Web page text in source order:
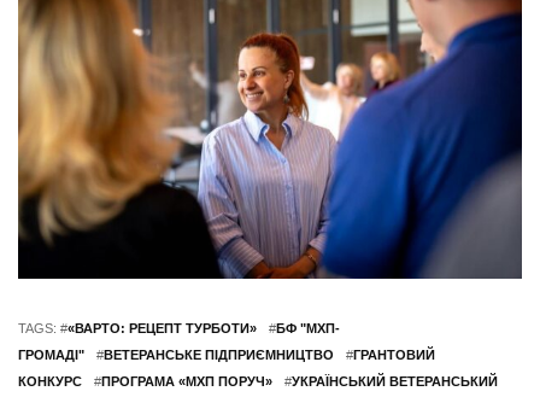
TAGS: #«ВАРТО: РЕЦЕПТ ТУРБОТИ» #БФ "МХП-
ГРОМАДІ"
#ВЕТЕРАНСЬКЕ ПІДПРИЄМНИЦТВО #ГРАНТОВИЙ
КОНКУРС
#ПРОГРАМА «МХП ПОРУЧ» #УКРАЇНСЬКИЙ ВЕТЕРАНСЬКИЙ